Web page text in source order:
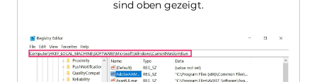
sind oben gezeigt.